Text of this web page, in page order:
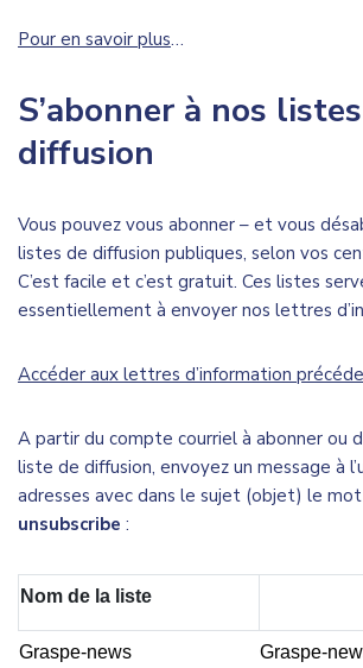
Pour en savoir plus…
S’abonner à nos
diffusion
Vous pouvez vous abonner – et vous
listes de diffusion publiques, selon vos
C’est facile et c’est gratuit. Ces listes
essentiellement à envoyer nos lettres
Accéder aux lettres d’information
A partir du compte courriel à abonner ou
liste de diffusion, envoyez un message à
adresses avec dans le sujet (objet) le mot
unsubscribe :
Nom de la liste
Graspe-news Graspe-